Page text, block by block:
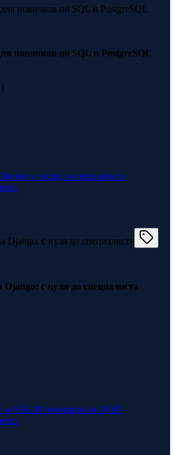
новичков по SQL и PostgreSQL
с нуля до специалиста
Django: с нуля до специалиста
и SOLID принципы в ООП